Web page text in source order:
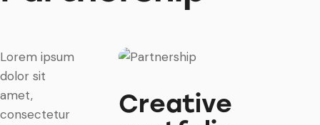
Lorem ipsum
dolor sit
amet,
consectetur
Creative